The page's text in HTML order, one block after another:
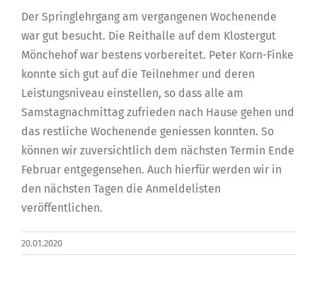
Der Springlehrgang am vergangenen Wochenende
war gut besucht. Die Reithalle auf dem Klostergut
Mönchehof war bestens vorbereitet. Peter Korn-Finke
konnte sich gut auf die Teilnehmer und deren
Leistungsniveau einstellen, so dass alle am
Samstagnachmittag zufrieden nach Hause gehen und
das restliche Wochenende geniessen konnten. So
können wir zuversichtlich dem nächsten Termin Ende
Februar entgegensehen. Auch hierfür werden wir in
den nächsten Tagen die Anmeldelisten
veröffentlichen.
20.01.2020